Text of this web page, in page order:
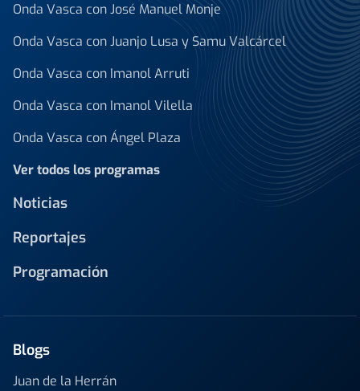
Onda Vasca con José Manuel Monje
Onda Vasca con Juanjo Lusa y Samu Valcárcel
Onda Vasca con Imanol Arruti
Onda Vasca con Imanol Vilella
Onda Vasca con Ángel Plaza
Ver todos los programas
Noticias
Reportajes
Programación
Blogs
Juan de la Herrán